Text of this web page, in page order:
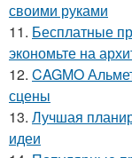
своими руками
11. Бесплатные
экономьте на
12. CAGMO
сцены
13. Лучшая
идеи